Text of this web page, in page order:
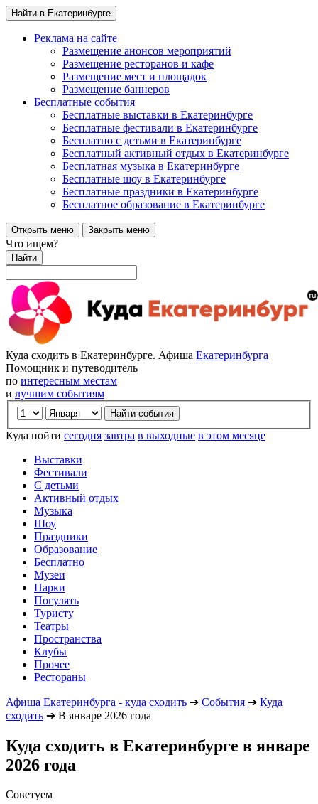
Найти в Екатеринбурге
Реклама на сайте
Размещение анонсов мероприятий
Размещение ресторанов и кафе
Размещение мест и площадок
Размещение баннеров
Бесплатные события
Бесплатные выставки в Екатеринбурге
Бесплатные фестивали в Екатеринбурге
Бесплатно с детьми в Екатеринбурге
Бесплатный активный отдых в Екатеринбурге
Бесплатная музыка в Екатеринбурге
Бесплатные шоу в Екатеринбурге
Бесплатные праздники в Екатеринбурге
Бесплатное образование в Екатеринбурге
Открыть меню Закрыть меню
Что ищем?
Найти
Куда сходить в Екатеринбурге. Афиша Екатеринбурга
Помощник и путеводитель
по интересным местам
и лучшим событиям
Куда пойти сегодня завтра в выходные в этом месяце
Выставки
Фестивали
С детьми
Активный отдых
Музыка
Шоу
Праздники
Образование
Бесплатно
Музеи
Парки
Погулять
Туристу
Театры
Пространства
Клубы
Прочее
Рестораны
Афиша Екатеринбурга - куда сходить ➔ События ➔ Куда
сходить ➔ В январе 2026 года
Куда сходить в Екатеринбурге в январе
2026 года
Советуем